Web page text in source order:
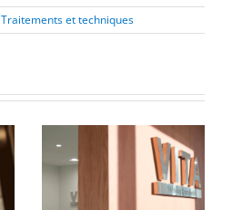
Traitements et techniques